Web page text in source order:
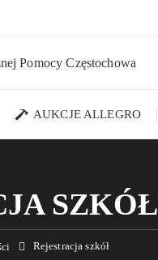
AUKCJE ALLEGRO
SZKÓŁ
Rejestracja szkół